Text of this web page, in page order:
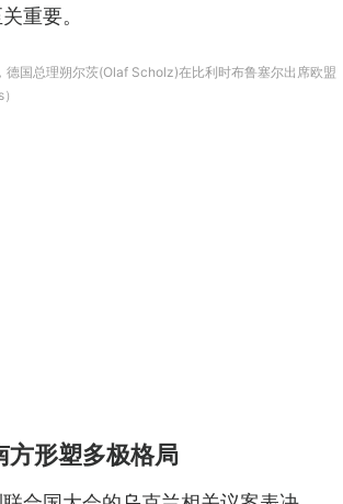
重要。
国总理朔尔茨(Olaf Scholz)在比利时布鲁塞尔出席欧盟
方形塑多极格局